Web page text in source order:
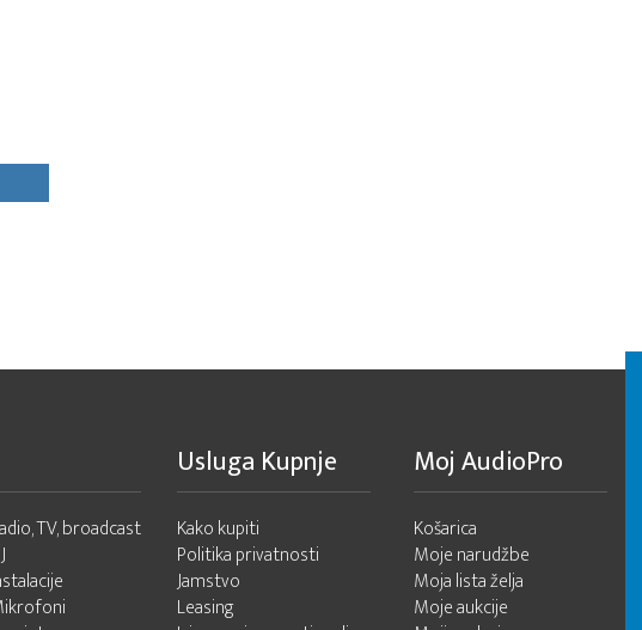
TV, broadcast
Usluga Kupnje
Kako kupiti
Politika privatnosti
Jamstvo
Leasing
Moj AudioPro
Košarica
Moje narudžbe
Moja lista želja
Moje aukcije